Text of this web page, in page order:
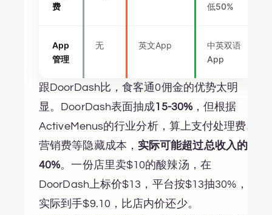
费
低50%
App
管理
无 英文App
中英双语
App
跟DoorDash比，食客通0佣金的优势太明
显。DoorDash表面抽成15-30%，但根据
ActiveMenus的行业分析，算上支付处理费、
营销费等隐藏成本， 实际可能超过总收入的
40%。一份店里卖$10的酸辣汤，在
DoorDash上标价$13，平台按$13抽30%，你
实际到手$9.10，比店内价还少。